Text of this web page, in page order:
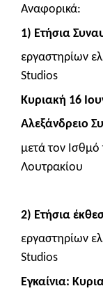
Αναφορικά:
1) Ετήσια
εργαστηρίων
Studios
Κυριακή 16
Αλεξάνδρειο
μετά τον Ισθμό
Λουτρακίου
2) Ετήσια
εργαστηρίων
Studios
Εγκαίνια: